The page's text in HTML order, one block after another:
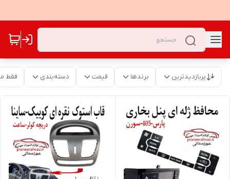
پربازدیدترین برندها قیمت دسته‌بندی فقط